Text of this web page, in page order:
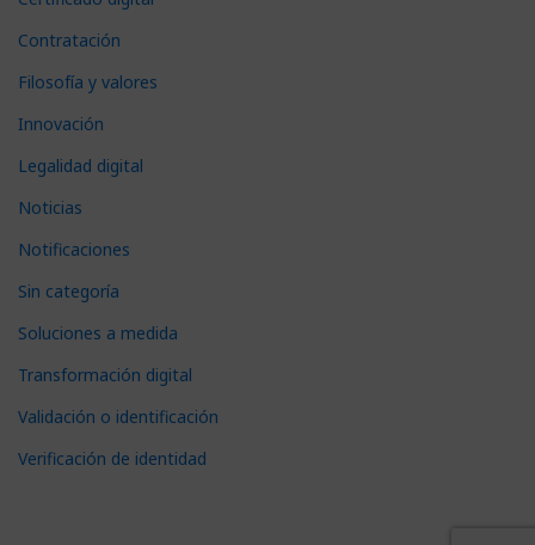
Contratación
Filosofía y valores
Innovación
Legalidad digital
Noticias
Notificaciones
Sin categoría
Soluciones a medida
Transformación digital
Validación o identificación
Verificación de identidad